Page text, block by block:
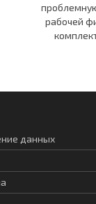
рабочей
данных